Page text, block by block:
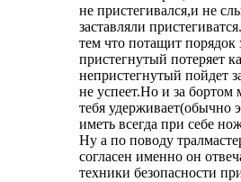
не пристегивался,и не
заставляли
тем что потащит порядок
пристегнутый потеряет
непристегнутый пойдет
не успеет.Но и за бортом
тебя удерживает(обычно
иметь всегда при себе
Ну а по поводу
согласен именно он
техники безопасности